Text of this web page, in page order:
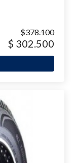
$378.100
$ 302.500